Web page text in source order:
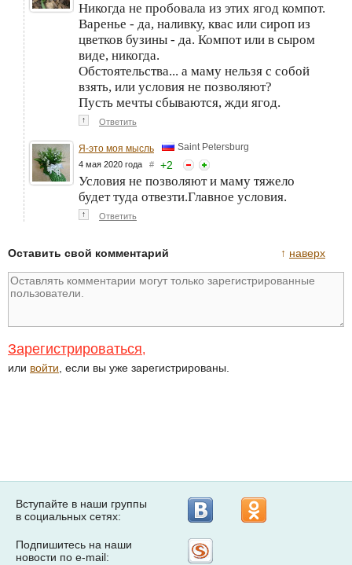
Никогда не пробовала из этих ягод компот.
Варенье - да, наливку, квас или сироп из
цветков бузины - да. Компот или в сыром
виде, никогда.
Обстоятельства... а маму нельзя с собой
взять, или условия не позволяют?
Пусть мечты сбываются, жди ягод.
↑ Ответить
Я-это моя мысль Saint Petersburg
4 мая 2020 года # +2
Условия не позволяют и маму тяжело
будет туда отвезти.Главное условия.
↑ Ответить
↑ наверх
Оставить свой комментарий
Зарегистрироваться,
или войти , если вы уже зарегистрированы.
Вступайте в наши группы
в социальных сетях:
Подпишитесь на наши
новости по e-mail: